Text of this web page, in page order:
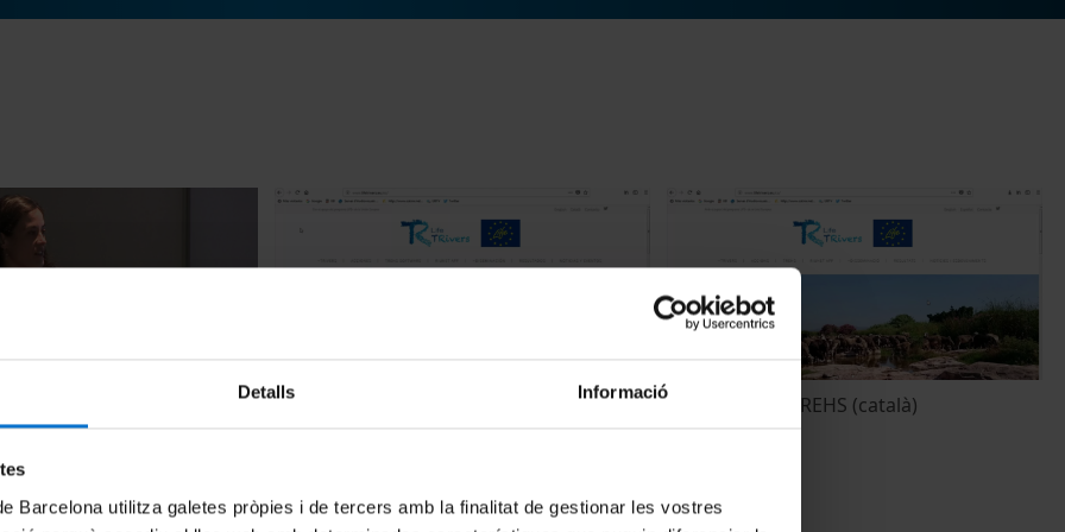
Detalls Informació
Barcelona utilitza galetes pròpies i de tercers amb la finalitat de gestionar les vostres
Spatial and
intermittency in fluvial
on structure,
services
Videotutorial TREHS (castellano)
8 octubre, 2018
Videotutorial TREHS (català)
8 octubre, 2018